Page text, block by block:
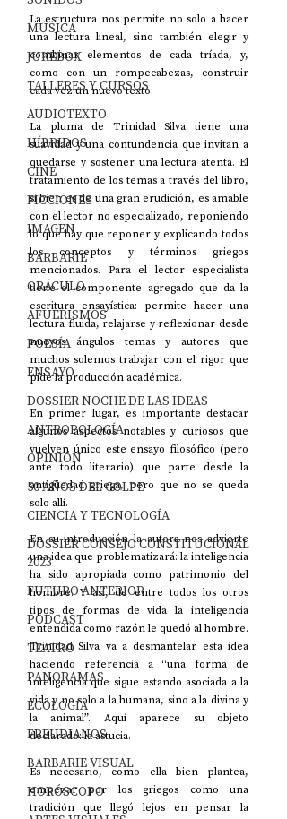
MÚSICA
JUKEBOX
TALLERES Y CURSOS
AUDIOTEXTO
HÍBRIDOS
CINE
FICCIONES
IMAGEN
BARBARIE
ORÁCULO
AFUERISMOS
POESÍA
ENSAYO
DOSSIER NOCHE DE LAS IDEAS
ANTROPOLOGÍA
OPINIÓN
50 AÑOS DEL GOLPE
CIENCIA Y TECNOLOGÍA
DOSSIER CONSEJO CONSTITUCIONAL
2023
FUTURO ANTERIOR
PODCAST
TEATRO
PANORAMAS
ECOLOGÍA
FREUDIANOS
BARBARIE VISUAL
HORÓSCOPO
La estructura nos permite no solo a hacer
una lectura lineal, sino también elegir y
combinar elementos de cada tríada, y,
como con un rompecabezas, construir
cada vez un nuevo texto.
La pluma de Trinidad Silva tiene una
suavidad y una contundencia que invitan a
quedarse y sostener una lectura atenta. El
tratamiento de los temas a través del libro,
si bien es de una gran erudición, es amable
con el lector no especializado, reponiendo
lo que hay que reponer y explicando todos
los conceptos y términos griegos
mencionados. Para el lector especialista
tiene el componente agregado que da la
escritura ensayística: permite hacer una
lectura fluida, relajarse y reflexionar desde
nuevos ángulos temas y autores que
muchos solemos trabajar con el rigor que
pide la producción académica.
En primer lugar, es importante destacar
algunos aspectos notables y curiosos que
vuelven único este ensayo filosófico (pero
ante todo literario) que parte desde la
antigüedad griega, pero que no se queda
solo allí.
En su introducción la autora nos advierte
una idea que problematizará: la inteligencia
ha sido apropiada como patrimonio del
hombre. Y así, de entre todos los otros
tipos de formas de vida la inteligencia
entendida como razón le quedó al hombre.
Trinidad Silva va a desmantelar esta idea
haciendo referencia a “una forma de
inteligencia que sigue estando asociada a la
vida y no solo a la humana, sino a la divina y
la animal”. Aquí aparece su objeto
declarado: la astucia.
Es necesario, como ella bien plantea,
empezar por los griegos como una
tradición que llegó lejos en pensar la